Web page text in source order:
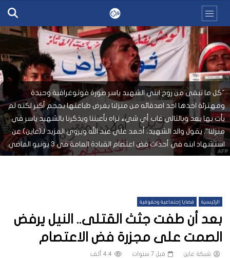
"كل ما تبقى من روح ابني الشهيد ياسر صورة فوتوغرافية وحيدة
ومهترئة اخذها احد اصدقائه من منزلنا بغرض طباعتها بحجم أكبر لكنه لم
يأت بها بعد وبالتالي غاب أي شيء نراه بأعيننا ويذكرنا بالشهيد ياسر في
منزلنا". يقول والد الشهيد، أحمد علي عبد الله ويروي المزيد لـ(عاين) عن
استشهاد ابنه في أحداث فض اعتصام القيادة العامة في 3 يونيو الماضي.
الرئيسية قضايا إجتماعية وحقوقية
بعد أن طفت جثث القتلى.. النيل يرفض
الصمت على مجزرة فض الاعتصام
شبكة عاين قبل 7 سنوات 4.4 ألف